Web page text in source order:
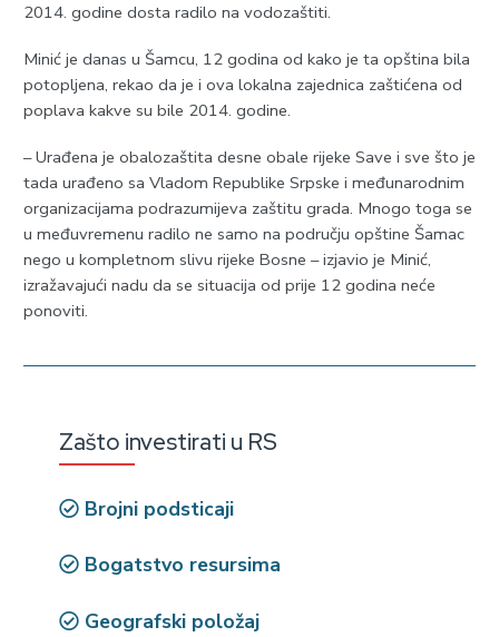
2014. godine dosta radilo na vodozaštiti.
Minić je danas u Šamcu, 12 godina od kako je ta opština bila
potopljena, rekao da je i ova lokalna zajednica zaštićena od
poplava kakve su bile 2014. godine.
– Urađena je obalozaštita desne obale rijeke Save i sve što je
tada urađeno sa Vladom Republike Srpske i međunarodnim
organizacijama podrazumijeva zaštitu grada. Mnogo toga se
u međuvremenu radilo ne samo na području opštine Šamac
nego u kompletnom slivu rijeke Bosne – izjavio je Minić,
izražavajući nadu da se situacija od prije 12 godina neće
ponoviti.
Zašto investirati u RS
Brojni podsticaji
Bogatstvo resursima
Geografski položaj